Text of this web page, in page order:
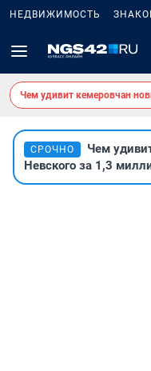
НЕДВИЖИМОСТЬ
Чем удивит кемеровчан
СРОЧНО
Чем
Невского за 1,3